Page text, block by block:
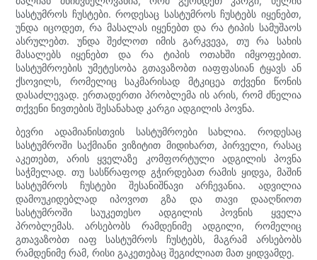
სასტუმროს ჩუსტები. როდესაც სასტუმროს ჩუსტებს იყენებთ,
უნდა იცოდეთ, რა მასალას იყენებთ და რა ტიპის სამუშაოს
ასრულებთ. უნდა შეძლოთ იმის გარკვევა, თუ რა სახის
მასალებს იყენებთ და რა ტიპის ოთახში იმყოფებით.
სასტუმროების უმეტესობა გთავაზობთ იაფფასიან ტყავს ან
ქსოვილს, რომელიც საკმარისად მტკიცეა თქვენი წონის
დასაძლევად. ერთადერთი პრობლემა ის არის, რომ ძნელია
თქვენი ნივთების შესანახად კარგი ადგილის პოვნა.
ბევრი ადამიანისთვის სასტუმროები სახლია. როდესაც
სასტუმროში საქმიანი ვიზიტით მიდიხართ, პირველი, რასაც
აკეთებთ, არის ყველაზე კომფორტული ადგილის პოვნა
საჭმელად. თუ სასწრაფოდ გჭირდებათ რამის ყიდვა, მაშინ
სასტუმროს ჩუსტები შესანიშნავი არჩევანია. ადვილია
დამოუკიდებლად იპოვოთ გზა და თავი დააღწიოთ
სასტუმროში საუკეთესო ადგილის პოვნის ყველა
პრობლემას. არსებობს რამდენიმე ადგილი, რომელიც
გთავაზობთ იაფ სასტუმროს ჩუსტებს, მაგრამ არსებობს
რამდენიმე რამ, რისი გაკეთებაც შეგიძლიათ მათ ყიდვამდე.